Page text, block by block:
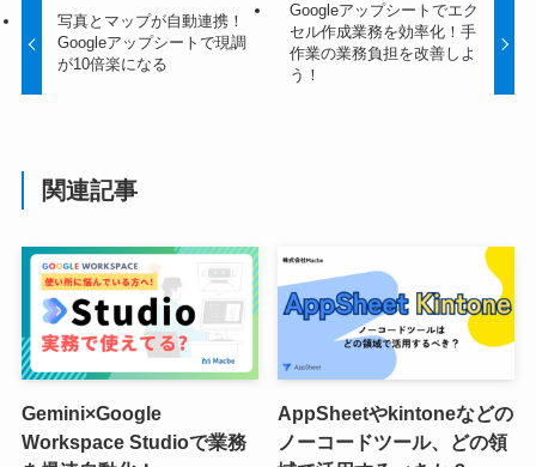
写真とマップが自動連携！
Googleアップシートで現調
が10倍楽になる
Googleアップシートでエク
セル作成業務を効率化！手
作業の業務負担を改善しよ
う！
関連記事
Gemini×Google
Workspace Studioで業務
AppSheetやkintoneなどの
ノーコードツール、どの領